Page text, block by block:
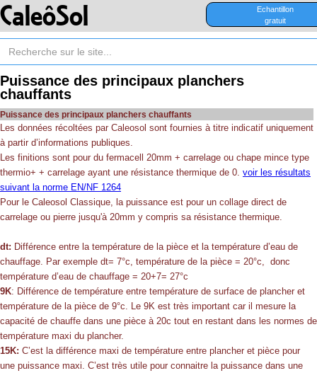
CaleôSol
Echantillon
gratuit
Puissance des principaux planchers
chauffants
Puissance des principaux planchers chauffants
Les données récoltées par Caleosol sont fournies à titre indicatif uniquement
à partir d’informations publiques.
Les finitions sont pour du fermacell 20mm + carrelage ou chape mince type
thermio+ + carrelage ayant une résistance thermique de 0. voir les résultats
suivant la norme EN/NF 1264
Pour le Caleosol Classique, la puissance est pour un collage direct de
carrelage ou pierre jusqu'à 20mm y compris sa résistance thermique.
dt: Différence entre la température de la pièce et la température d’eau de
chauffage. Par exemple dt= 7°c, température de la pièce = 20°c, donc
température d’eau de chauffage = 20+7= 27°c
9K: Différence de température entre température de surface de plancher et
température de la pièce de 9°c. Le 9K est très important car il mesure la
capacité de chauffe dans une pièce à 20c tout en restant dans les normes de
température maxi du plancher.
15K: C’est la différence maxi de température entre plancher et pièce pour
une puissance maxi. C’est très utile pour connaitre la puissance dans une